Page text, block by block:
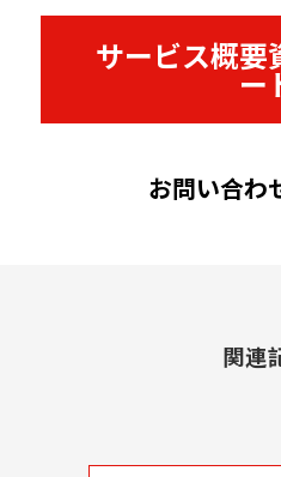
サービス概要
ー
お問い合わ
関連